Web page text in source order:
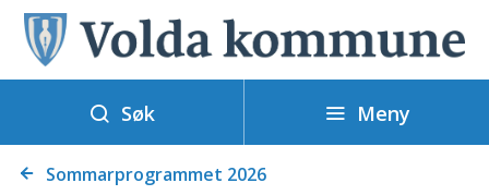
V
o
l
a
Søk Meny
Du Sommarprogrammet 2026